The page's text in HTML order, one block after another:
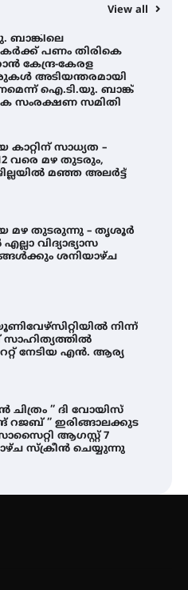
View all
പണം തിരികെ
കേന്ദ്ര-കേരള
അടിയന്തരമായി
ഐ.ടി.യു. ബാങ്ക്
സംരക്ഷണ സമിതി
സാധ്യത –
വരെ മഴ തുടരും,
മഞ്ഞ അലർട്ട്
മഴ തുടരുന്നു – തൃശൂർ
വിദ്യാഭ്യാസ
ശനിയാഴ്ച
നിന്ന്
സാഹിത്യത്തിൽ
നേടിയ എൻ. ആര്യ
ചിത്രം ” ദി വോയിസ്
റജബ് ” ഇരിങ്ങാലക്കുട
ആഗസ്റ്റ് 7
സ്‌ക്രീൻ ചെയ്യുന്നു